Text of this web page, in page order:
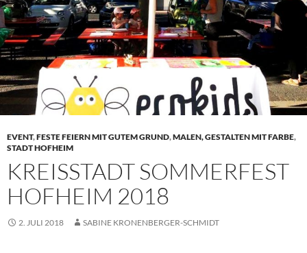
EVENT,FESTE FEIERN MIT GUTEM GRUND,MALEN, GESTALTEN MIT FARBE,
STADT HOFHEIM
KREISSTADT SOMMERFEST
HOFHEIM 2018
2. JULI 2018 SABINE KRONENBERGER-SCHMIDT